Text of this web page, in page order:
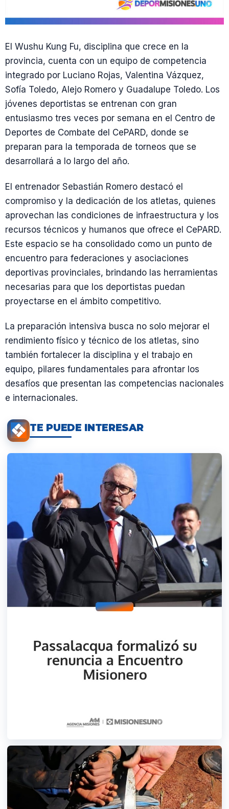
El Wushu Kung Fu, disciplina que crece en la
provincia, cuenta con un equipo de competencia
integrado por Luciano Rojas, Valentina Vázquez,
Sofía Toledo, Alejo Romero y Guadalupe Toledo. Los
jóvenes deportistas se entrenan con gran
entusiasmo tres veces por semana en el Centro de
Deportes de Combate del CePARD, donde se
preparan para la temporada de torneos que se
desarrollará a lo largo del año.
El entrenador Sebastián Romero destacó el
compromiso y la dedicación de los atletas, quienes
aprovechan las condiciones de infraestructura y los
recursos técnicos y humanos que ofrece el CePARD.
Este espacio se ha consolidado como un punto de
encuentro para federaciones y asociaciones
deportivas provinciales, brindando las herramientas
necesarias para que los deportistas puedan
proyectarse en el ámbito competitivo.
La preparación intensiva busca no solo mejorar el
rendimiento físico y técnico de los atletas, sino
también fortalecer la disciplina y el trabajo en
equipo, pilares fundamentales para afrontar los
desafíos que presentan las competencias nacionales
e internacionales.
TE PUEDE INTERESAR